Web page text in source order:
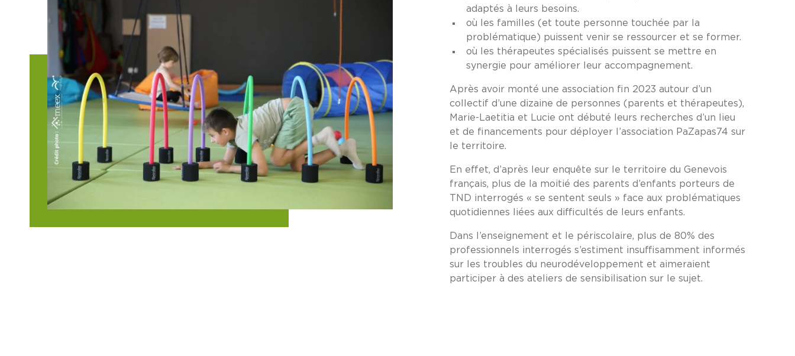
adaptés à leurs besoins.
où les familles (et toute personne touchée par la
problématique) puissent venir se ressourcer et se former.
où les thérapeutes spécialisés puissent se mettre en
synergie pour améliorer leur accompagnement.
Après avoir monté une association fin 2023 autour d’un
collectif d’une dizaine de personnes (parents et thérapeutes),
Marie-Laetitia et Lucie ont débuté leurs recherches d’un lieu
et de financements pour déployer l’association PaZapas74 sur
le territoire.
En effet, d’après leur enquête sur le territoire du Genevois
français, plus de la moitié des parents d’enfants porteurs de
TND interrogés « se sentent seuls » face aux problématiques
quotidiennes liées aux difficultés de leurs enfants.
Dans l’enseignement et le périscolaire, plus de 80% des
professionnels interrogés s’estiment insuffisamment informés
sur les troubles du neurodéveloppement et aimeraient
participer à des ateliers de sensibilisation sur le sujet.